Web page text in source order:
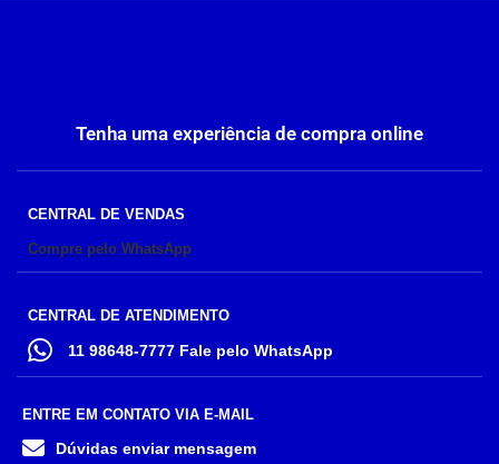
Tenha uma experiência de compra online
CENTRAL DE VENDAS
Compre pelo WhatsApp
CENTRAL DE ATENDIMENTO
11 98648-7777 Fale pelo WhatsApp
ENTRE EM CONTATO VIA E-MAIL
Dúvidas enviar mensagem